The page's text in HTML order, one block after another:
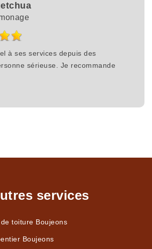
à ses services depuis des
sérieuse. Je recommande
services
toiture Boujeons
Boujeons